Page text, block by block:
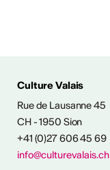
Culture Valais
Rue de Lausanne 45
CH - 1950 Sion
+41 (0)27 606 45 69
info@culturevalais.ch